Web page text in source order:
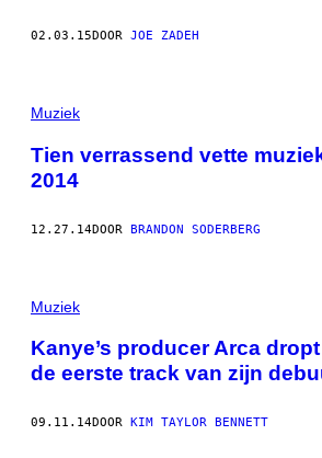
02.03.15DOOR JOE ZADEH
Muziek
Tien verrassend vette
2014
12.27.14DOOR BRANDON SODERBERG
Muziek
Kanye’s producer Arca
de eerste track van zijn
09.11.14DOOR KIM TAYLOR BENNETT